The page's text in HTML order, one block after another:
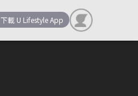
下載 U Lifestyle App